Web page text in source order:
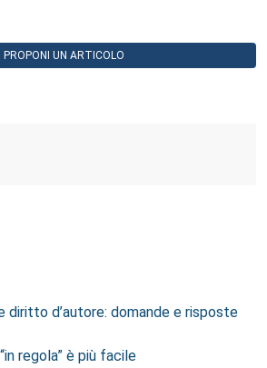
PROPONI UN ARTICOLO
diritto d’autore: domande e risposte
regola” è più facile